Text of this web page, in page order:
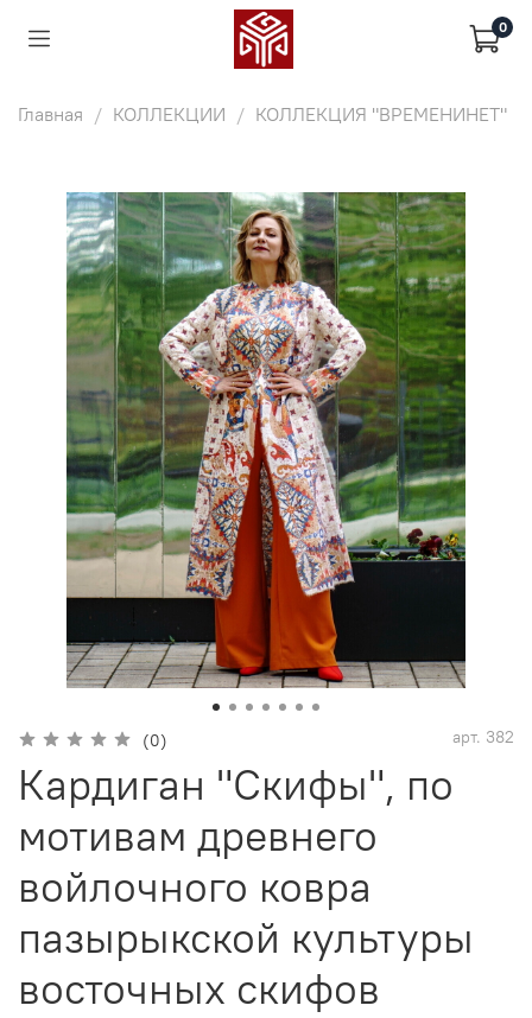
0
Главная КОЛЛЕКЦИИ КОЛЛЕКЦИЯ "ВРЕМЕНИНЕТ"
(0) арт. 382
Кардиган "Скифы", по
мотивам древнего
войлочного ковра
пазырыкской культуры
восточных скифов